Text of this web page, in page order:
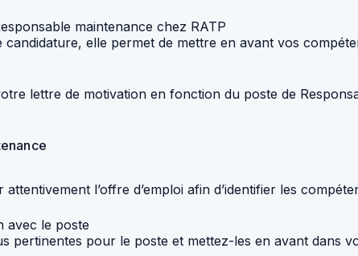
maintenance chez RATP
elle permet de mettre en avant vos
lettre de motivation en fonction du poste de
l’offre d’emploi afin d’identifier les
avec le poste
pertinentes pour le poste et mettez-les en avant dans